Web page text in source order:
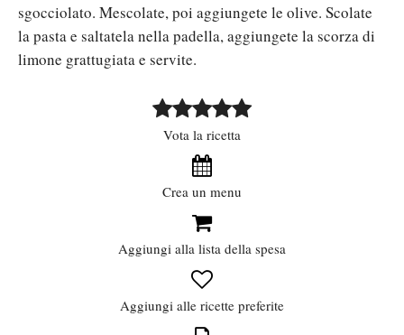
sgocciolato. Mescolate, poi aggiungete le olive. Scolate
la pasta e saltatela nella padella, aggiungete la scorza di
limone grattugiata e servite.
Vota la ricetta
Crea un menu
Aggiungi alla lista della spesa
Aggiungi alle ricette preferite